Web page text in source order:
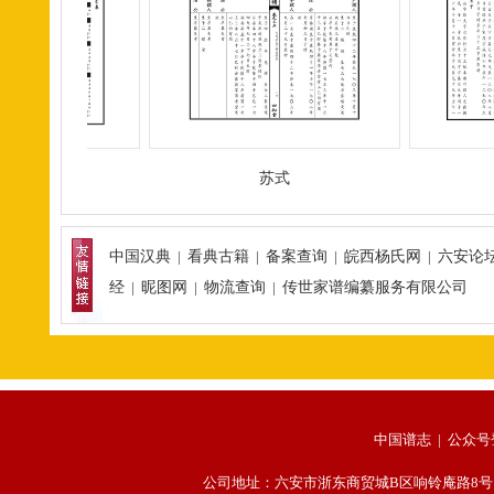
中国汉典| 看典古籍| 备案查询 | 皖西杨氏网 | 六安论
经| 昵图网 | 物流查询 | 传世家谱编纂服务有限公司
中国谱志 | 公众号
公司地址：六安市浙东商贸城B区响铃庵路8